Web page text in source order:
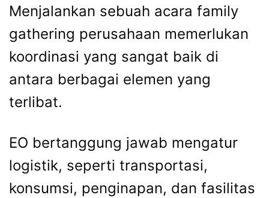
Menjalankan sebuah acara family
gathering perusahaan memerlukan
koordinasi yang sangat baik di
antara berbagai elemen yang
terlibat.
EO bertanggung jawab mengatur
logistik, seperti transportasi,
konsumsi, penginapan, dan fasilitas